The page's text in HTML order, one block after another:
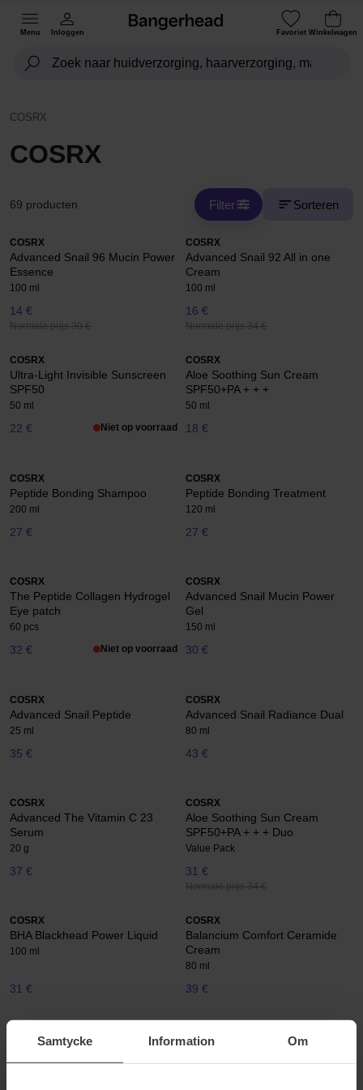
Samtycke Information Om
Menu Inloggen Favoriet Winkelwagen
COSRX
COSRX
69 producten Filter Sorteren
COSRX
Advanced Snail 96 Mucin Power
Essence
100 ml
14 €
Normale prijs 30 €
COSRX
Advanced Snail 92 All in one
Cream
100 ml
16 €
Normale prijs 34 €
COSRX
Ultra-Light Invisible Sunscreen
SPF50
50 ml
22 € Niet op voorraad
COSRX
Aloe Soothing Sun Cream
SPF50+PA + + +
50 ml
18 €
COSRX
Peptide Bonding Shampoo
200 ml
27 €
COSRX
Peptide Bonding Treatment
120 ml
27 €
COSRX
The Peptide Collagen Hydrogel
Eye patch
60 pcs
32 € Niet op voorraad
COSRX
Advanced Snail Mucin Power
Gel
150 ml
30 €
COSRX
Advanced Snail Peptide
25 ml
35 €
COSRX
Advanced Snail Radiance Dual
80 ml
43 €
COSRX
Advanced The Vitamin C 23
Serum
20 g
37 €
COSRX
Aloe Soothing Sun Cream
SPF50+PA + + + Duo
Value Pack
31 €
Normale prijs 34 €
COSRX
BHA Blackhead Power Liquid
100 ml
31 €
COSRX
Balancium Comfort Ceramide
Cream
80 ml
39 €
COSRX COSRX